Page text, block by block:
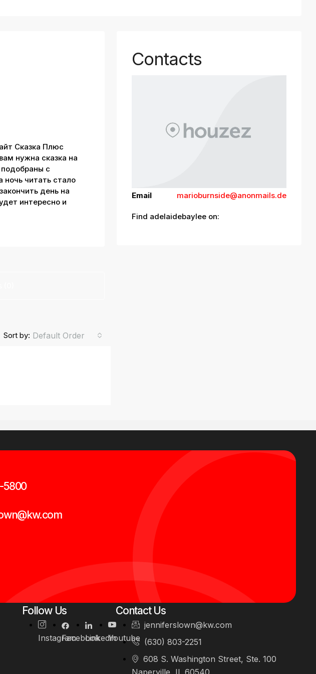
Сказка Плюс
нужна сказка на
с
ночь читать стало
день на
интересно и
Sort by: Default Order
Contacts
Email marioburnside@anonmails.de
Find adelaidebaylee on:
5800
Follow Us
InstagramFacebookLinkedinYoutube
Contact Us
jenniferslown@kw.com
(630) 803-2251
608 S. Washington Street, Ste. 100